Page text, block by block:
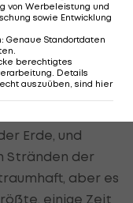
trainiert. Das
ist meistens
zu den
schon auf
Erde, und
Stränden der
aber es
einige Zeit
von Werbeleistung und
sowie Entwicklung
: Genaue Standortdaten
.
berechtigtes
Details
auszuüben, sind hier